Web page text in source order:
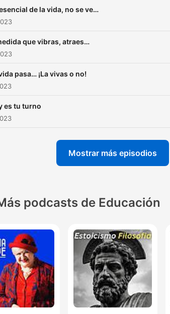
de la vida, no se ve…
que vibras, atraes…
pasa… ¡La vivas o no!
es tu turno
Mostrar más episodios
podcasts de Educación